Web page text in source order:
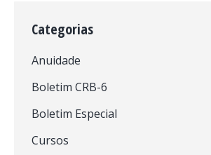
Categorias
Anuidade
Boletim CRB-6
Boletim Especial
Cursos